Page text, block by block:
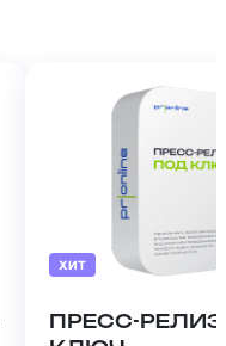
ХИТ
ПРЕСС-